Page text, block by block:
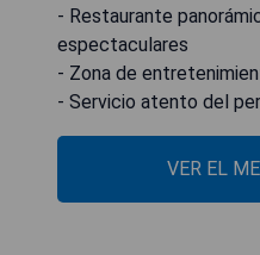
- Restaurante
espectaculares
- Zona de
- Servicio atento del
VER EL